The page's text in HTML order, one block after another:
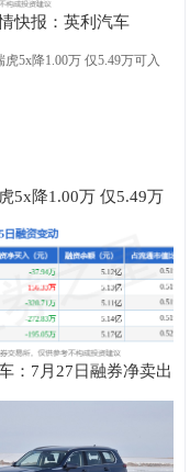
快报：英利汽车
）7月28日主力资金
万元
5x降1.00万 仅5.49万
：7月27日融券净卖出
连续3日累计净卖出